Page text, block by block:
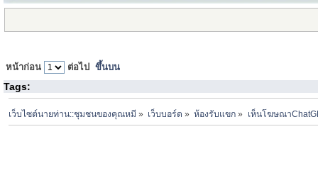
หน้าก่อน ต่อไป ขึ้นบน
Tags:
เว็บไซต์นายท่าน::ชุมชนของคุณหมี » เว็บบอร์ด » ห้องรับแขก » เห็นโฆษณา